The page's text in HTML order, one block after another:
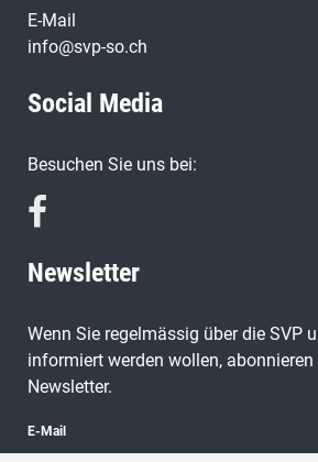
E-Mail
info@svp-so.ch
Social Media
Besuchen Sie uns bei:
Newsletter
Wenn Sie regelmässig über die SVP
informiert werden wollen, abonnieren
Newsletter.
E-Mail